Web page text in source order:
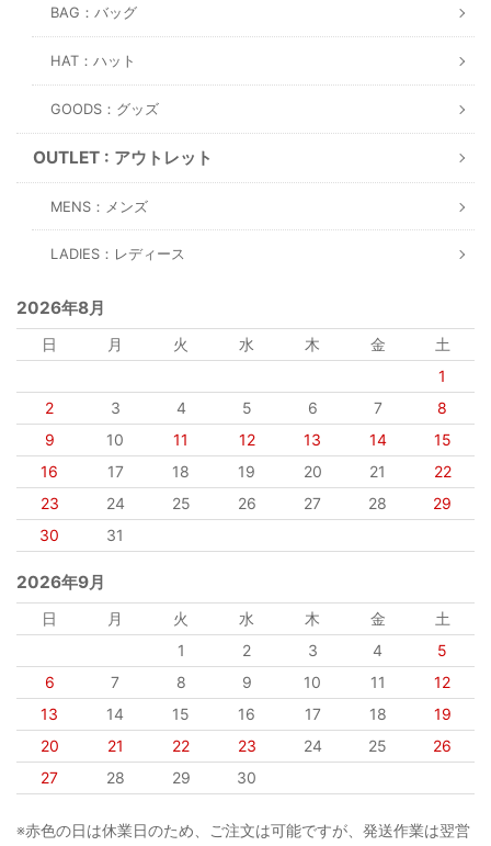
BAG：バッグ
HAT：ハット
GOODS：グッズ
OUTLET : アウトレット
MENS：メンズ
LADIES：レディース
2026年8月
日 月 火 水 木 金
土
1
2
3 4 5 6 7
8
9
10 11 12 13 14
15
16
17 18 19 20 21
22
23
24 25 26 27 28
29
30
31
2026年9月
日 月 火 水 木 金
土
1
2 3 4
5
6
7 8 9 10 11
12
13
14 15 16 17 18
19
20
21 22 23 24 25
26
27
28 29 30
※赤色の日は休業日のため、ご注文は可能ですが、発送作業は翌営